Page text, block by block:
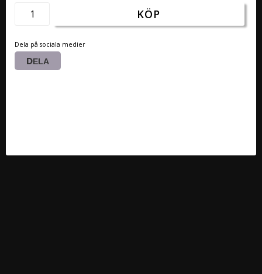
KÖP
Dela på sociala medier
DELA